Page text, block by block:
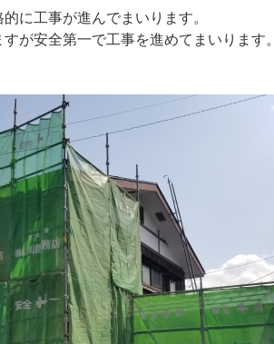
に工事が進んでまいります。
が安全第一で工事を進めてまいります。